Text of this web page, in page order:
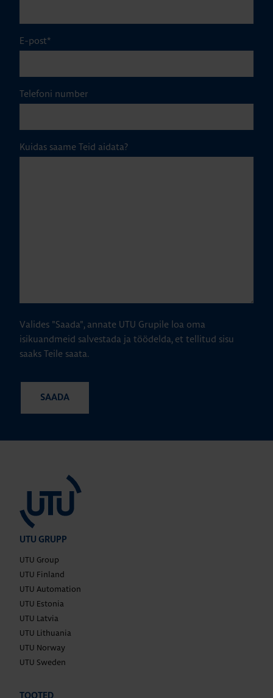
E-post*
Telefoni number
Kuidas saame Teid aidata?
Valides "Saada", annate UTU Grupile loa oma
isikuandmeid salvestada ja töödelda, et tellitud sisu
saaks Teile saata.
UTU GRUPP
UTU Group
UTU Finland
UTU Automation
UTU Estonia
UTU Latvia
UTU Lithuania
UTU Norway
UTU Sweden
TOOTED